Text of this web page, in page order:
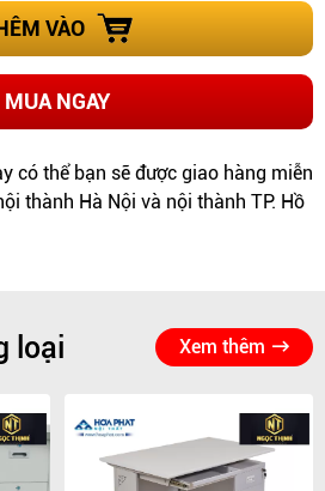
VÀO
MUA NGAY
có thể bạn sẽ được giao hàng miễn
thành Hà Nội và nội thành TP. Hồ
loại Xem thêm